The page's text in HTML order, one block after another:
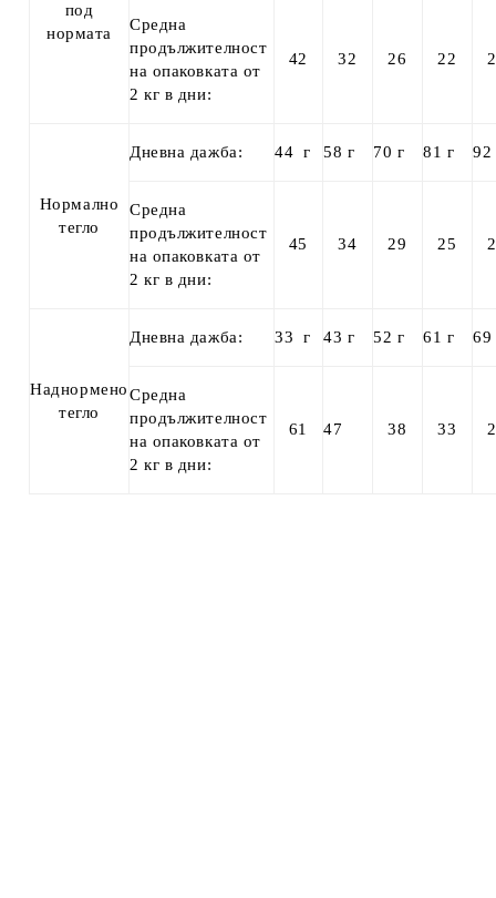
под
нормата
Средна
продължителност
на опаковката от
2 кг в дни:
42 32 26 22
Нормално
тегло
Дневна дажба: 44 г 58 г 70 г 81 г 92
Средна
продължителност
на опаковката от
2 кг в дни:
45 34 29 25
Наднормено
тегло
Дневна дажба: 33 г 43 г 52 г 61 г 69
Средна
продължителност
на опаковката от
2 кг в дни:
61 47 38 33